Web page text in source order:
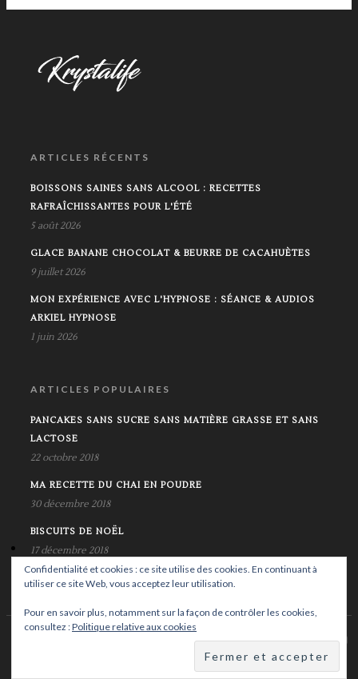
ARTICLES RÉCENTS
BOISSONS SAINES SANS ALCOOL : RECETTES
RAFRAÎCHISSANTES POUR L'ÉTÉ
5 août 2026
GLACE BANANE CHOCOLAT & BEURRE DE CACAHUÈTES
9 juillet 2026
MON EXPÉRIENCE AVEC L'HYPNOSE : SÉANCE & AUDIOS
ARKIEL HYPNOSE
1 juin 2026
ARTICLES POPULAIRES
PANCAKES SANS SUCRE SANS MATIÈRE GRASSE ET SANS
LACTOSE
22 octobre 2018
MA RECETTE DU CHAI EN POUDRE
30 décembre 2018
BISCUITS DE NOËL
17 décembre 2018
Confidentialité et cookies : ce site utilise des cookies. En continuant à
utiliser ce site Web, vous acceptez leur utilisation.
Pour en savoir plus, notamment sur la façon de contrôler les cookies,
consultez :Politique relative aux cookies